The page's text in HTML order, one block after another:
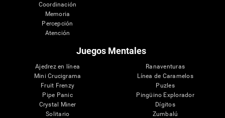
Coordinación
Memoria
Percepción
Atención
Juegos Mentales
Ajedrez en línea
Mini Crucigrama
Fruit Frenzy
Pipe Panic
Crystal Miner
Solitario
Ranaventuras
Línea de Caramelos
Puzles
Pingüino Explorador
Dígitos
Zumbalú